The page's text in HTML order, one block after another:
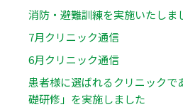
消防・避難訓練を実施いたしま
7月クリニック通信
6月クリニック通信
患者様に選ばれるクリニックで
礎研修」を実施しました